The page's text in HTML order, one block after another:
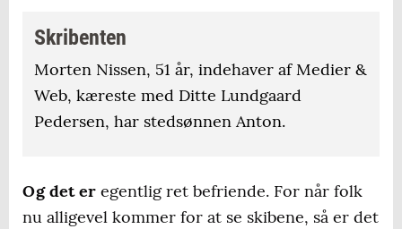
Skribenten
Morten Nissen, 51 år, indehaver af Medier &
Web, kæreste med Ditte Lundgaard
Pedersen, har stedsønnen Anton.
Og det er egentlig ret befriende. For når folk
nu alligevel kommer for at se skibene, så er det